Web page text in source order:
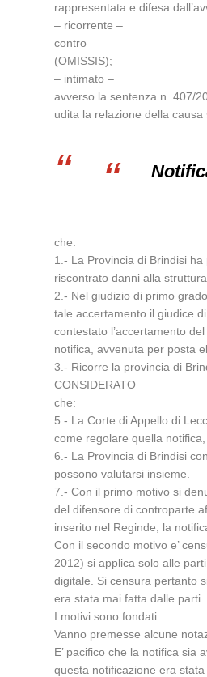
rappresentata e difesa
– ricorrente –
contro
(OMISSIS);
– intimato –
avverso la sentenza n. 407/
udita la relazione della
che:
1.- La Provincia di Brindisi
riscontrato danni alla
2.- Nel giudizio di primo
tale accertamento il giudice
contestato l’accertamento
notifica, avvenuta per posta
3.- Ricorre la provincia di
CONSIDERATO
che:
5.- La Corte di Appello di
come regolare quella notifica,
6.- La Provincia di Brindisi
possono valutarsi insieme.
7.- Con il primo motivo si
del difensore di controparte
inserito nel Reginde, la
Con il secondo motivo e’
2012) si applica solo alle
digitale. Si censura pertanto
era stata mai fatta dalle parti.
I motivi sono fondati.
Vanno premesse alcune
E’ pacifico che la notifica sia
questa notificazione era